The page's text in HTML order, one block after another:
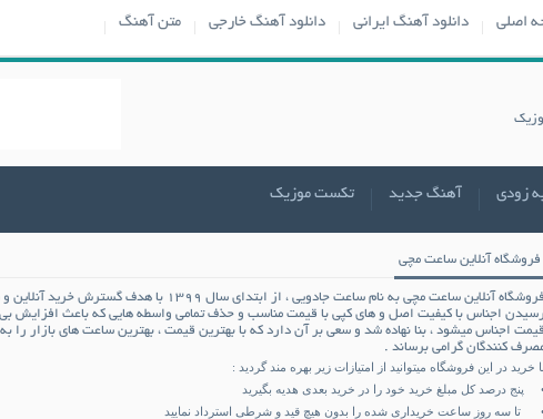
اصلی دانلود آهنگ ایرانی دانلود آهنگ خارجی متن آهنگ
زودی آهنگ جدید تکست موزیک
فروشگاه آنلاین ساعت مچی
فروشگاه آنلاین ساعت مچی به نام ساعت جادویی
، از ابتدای سال ۱۳۹۹ با هدف گسترش خرید
رسیدن اجناس با کیفیت اصل و های کپی با قیمت مناسب و حذف تمامی واسطه هایی که باعث افزایش
قیمت اجناس میشود ، بنا نهاده شد و سعی بر آن دارد که با بهترین قیمت ، بهترین ساعت های بازار را
کنندگان گرامی برساند .
با خرید در این فروشگاه میتوانید از امتیازات زیر بهره مند گردید :
پنج درصد کل مبلغ خرید خود را در خرید بعدی هدیه بگیرید
تا سه روز ساعت خریداری شده را بدون هیچ قید و شرطی استرداد نمایید